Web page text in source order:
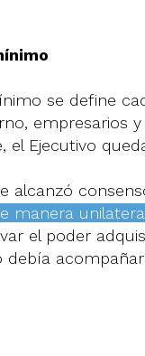
se define
empresarios
el Ejecutivo
alcanzó
manera
el poder